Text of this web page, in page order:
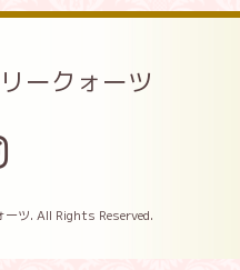
ークォーツ
ーツ. All Rights Reserved.